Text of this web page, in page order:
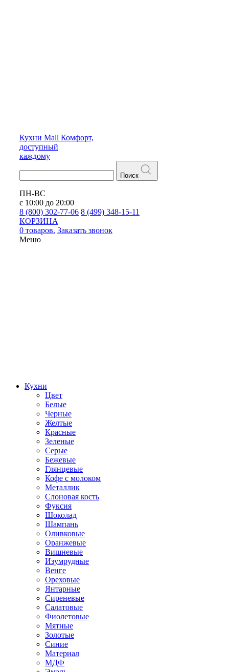
Кухни Mall Комфорт,
доступный
каждому
Поиск
ПН-ВС
с 10:00 до 20:00
8 (800) 302-77-06 8 (499) 348-15-11
КОРЗИНА
0 товаров. Заказать звонок
Меню
Кухни
Цвет
Белые
Черные
Желтые
Красные
Зеленые
Серые
Бежевые
Глянцевые
Кофе с молоком
Металлик
Слоновая кость
Фуксия
Шоколад
Шампань
Оливковые
Оранжевые
Вишневые
Изумрудные
Венге
Ореховые
Янтарные
Сиреневые
Салатовые
Фиолетовые
Мятные
Золотые
Синие
Материал
МДФ